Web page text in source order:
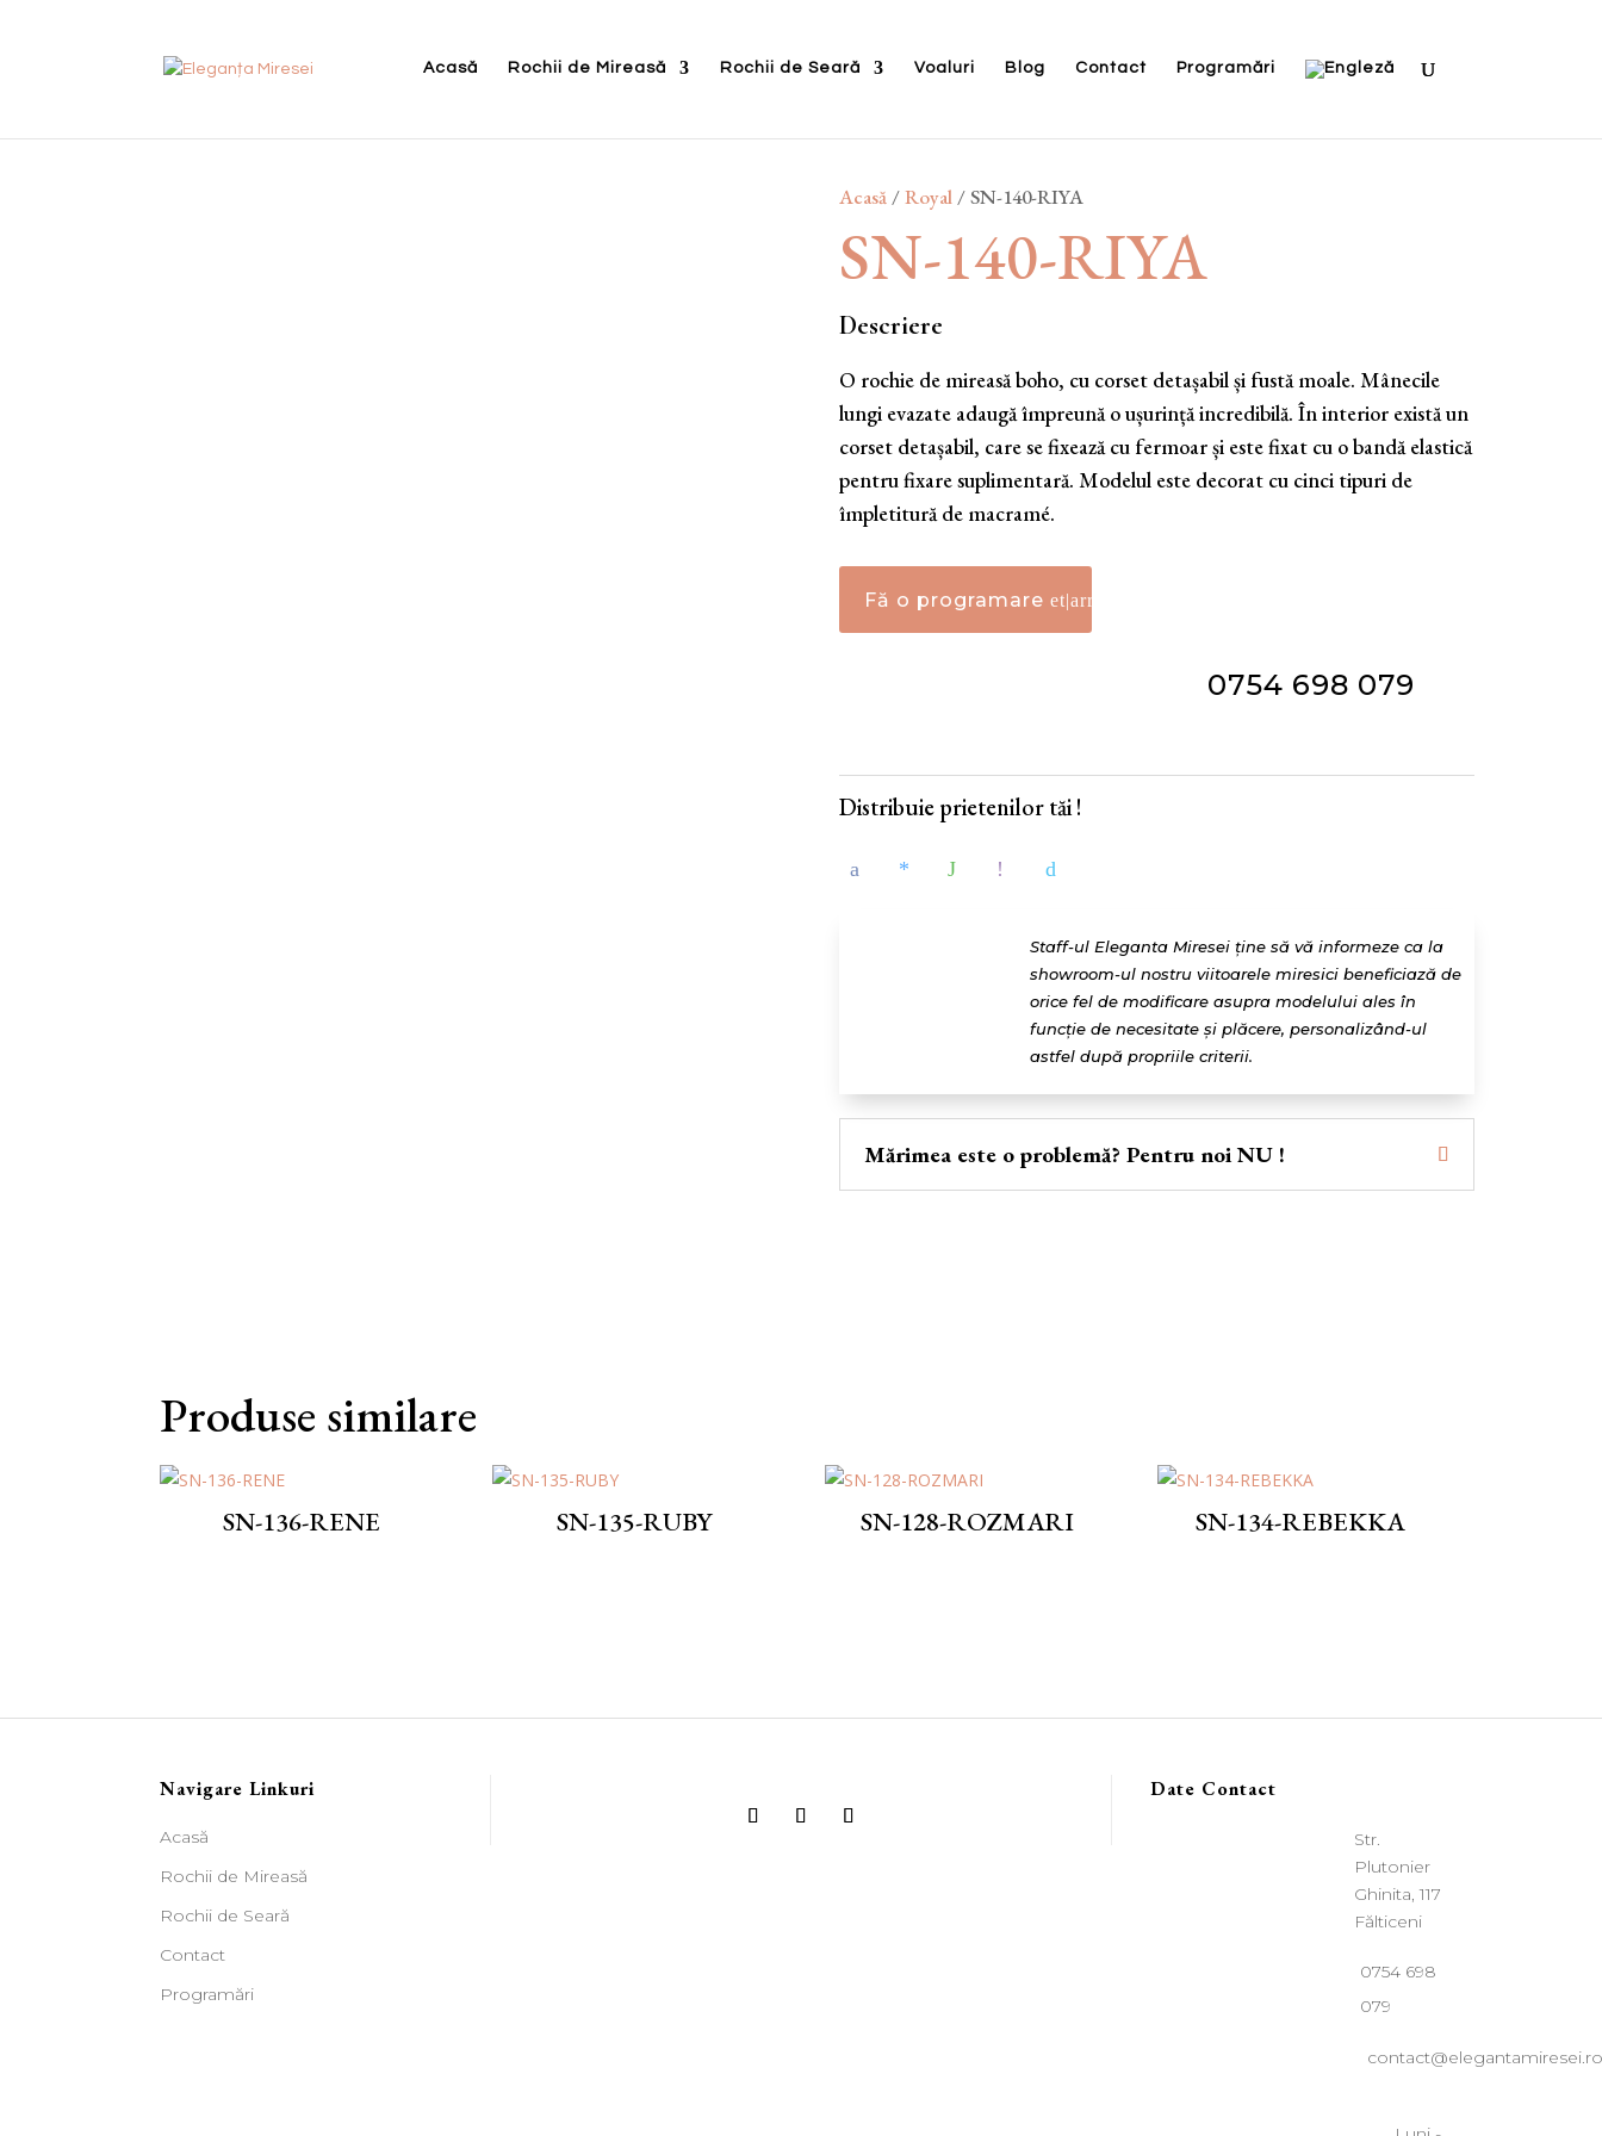
Acasă Rochii de Mireasă Rochii de Seară Voaluri Blog Contact Programări
Acasă /Royal / SN-140-RIYA
SN-140-RIYA
Descriere
O rochie de mireasă boho, cu corset detașabil și fustă moale. Mânecile
lungi evazate adaugă împreună o ușurință incredibilă. În interior există un
corset detașabil, care se fixează cu fermoar și este fixat cu o bandă elastică
pentru fixare suplimentară. Modelul este decorat cu cinci tipuri de
împletitură de macramé.
Fă o programare
0754 698 079
Distribuie prietenilor tăi !
Staff-ul Eleganta Miresei ține să vă informeze ca la
showroom-ul nostru viitoarele miresici beneficiază de
orice fel de modificare asupra modelului ales în
funcție de necesitate și plăcere, personalizând-ul
astfel după propriile criterii.
Mărimea este o problemă? Pentru noi NU !
Produse similare
SN-136-RENE SN-135-RUBY SN-128-ROZMARI SN-134-REBEKKA
Navigare Linkuri
Acasă
Rochii de Mireasă
Rochii de Seară
Contact
Programări
Date Contact
Str.
Plutonier
Ghinita, 117
Fălticeni
0754 698
079
contact@elegantamiresei.ro